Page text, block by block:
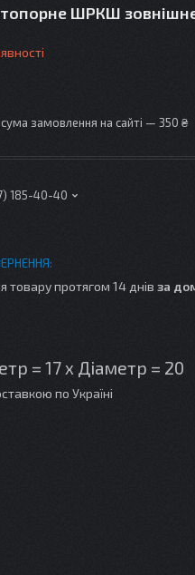
ШРКШ
замовлення на сайті — 350 ₴
185-40-40
товару протягом 14 днів за
= 17 x Діаметр = 20
по Україні